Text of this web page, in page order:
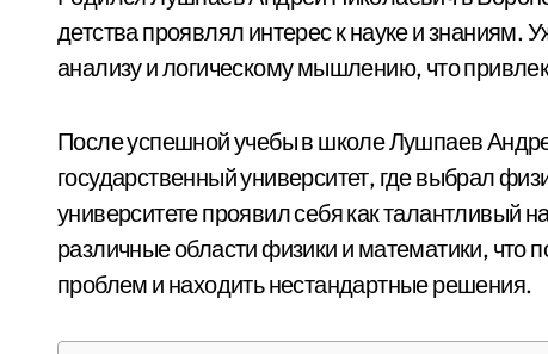
детства проявлял интерес к науке и знаниям.
анализу и логическому мышлению, что
После успешной учебы в школе Лушпаев
государственный университет, где выбрал
университете проявил себя как талантливый
различные области физики и математики, что
проблем и находить нестандартные решения.